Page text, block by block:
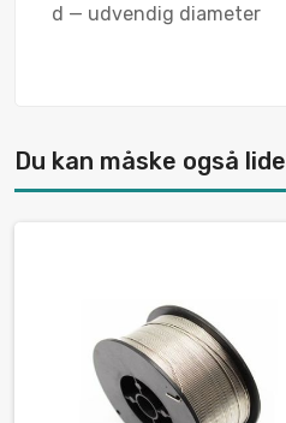
d — udvendig diameter
Du kan måske også lide